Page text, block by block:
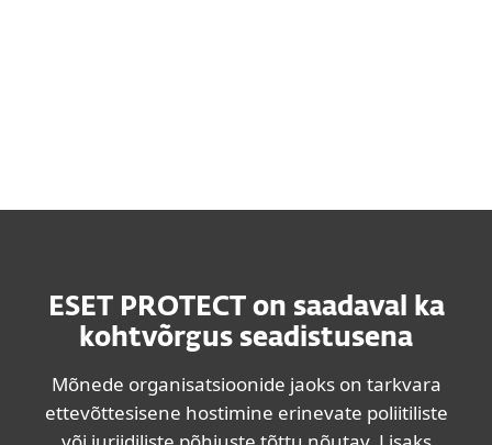
ESET PROTECT on saadaval ka
kohtvõrgus seadistusena
Mõnede organisatsioonide jaoks on tarkvara
ettevõttesisene hostimine erinevate poliitiliste